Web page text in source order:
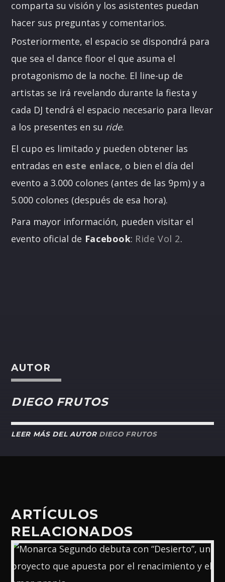
comparta su visión y los asistentes puedan
hacer sus preguntas y comentarios.
Posteriormente, el espacio se dispondrá para
que sea el dance floor el que asuma el
protagonismo de la noche. El line-up de
artistas se irá revelando durante la fiesta y
cada DJ tendrá el espacio necesario para llevar
a los presentes en su ride.
El cupo es limitado y pueden obtener las
entradas en este enlace, o bien el día del
evento a 3.000 colones (antes de las 9pm) y a
5.000 colones (después de esa hora).
Para mayor información, pueden visitar el
evento oficial de Facebook: Ride Vol 2.
AUTOR
DIEGO FRUTOS
LEER MÁS DEL AUTOR DIEGO FRUTOS
ARTÍCULOS
RELACIONADOS